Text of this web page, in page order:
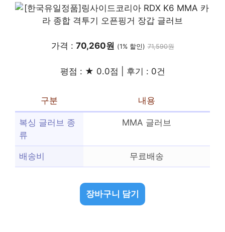
가격 : 70,260원 (1% 할인) 71,590원
평점 : ★ 0.0점 | 후기 : 0건
구분 내용
복싱 글러브 종
류
MMA 글러브
배송비 무료배송
장바구니 담기